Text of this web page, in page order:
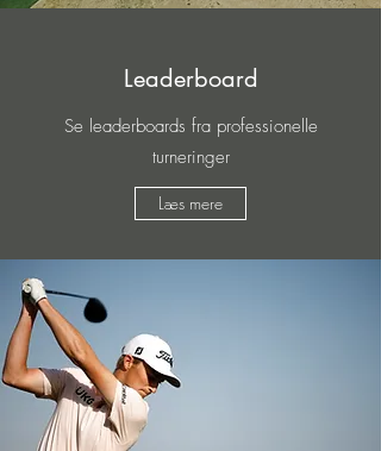
Leaderboard
Se leaderboards fra professionelle
turneringer
Læs mere